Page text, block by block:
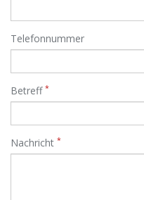
Telefonnummer
Betreff *
Nachricht *